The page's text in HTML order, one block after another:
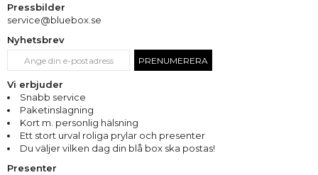
Pressbilder
service@bluebox.se
Nyhetsbrev
PRENUMERERA
Vi erbjuder
Snabb service
Paketinslagning
Kort m. personlig hälsning
Ett stort urval roliga prylar och presenter
Du väljer vilken dag din blå box ska postas!
Presenter